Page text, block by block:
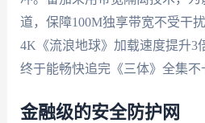
道，保障100M独享带宽不受干
4K《流浪地球》加载速度提升3
终于能畅快追完《三体》全集不
金融级的安全防护网